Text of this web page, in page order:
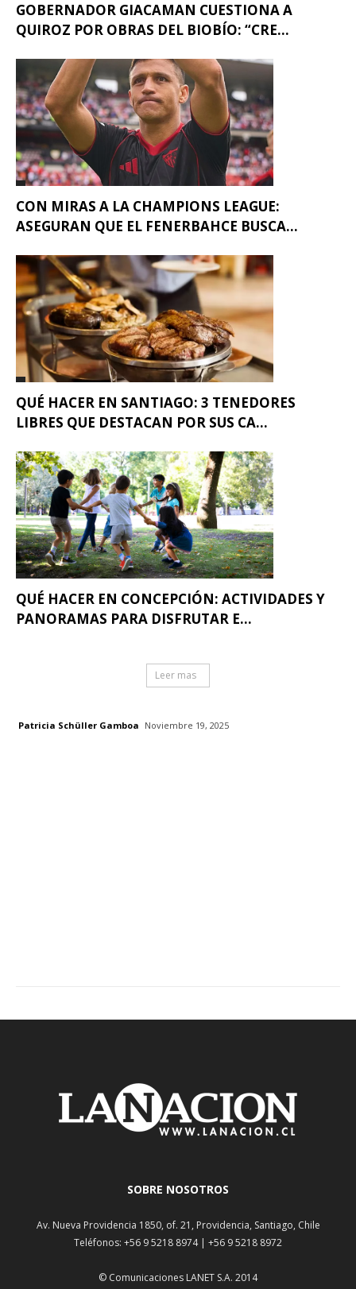
GOBERNADOR GIACAMAN CUESTIONA A
QUIROZ POR OBRAS DEL BIOBÍO: “CRE...
CON MIRAS A LA CHAMPIONS LEAGUE:
ASEGURAN QUE EL FENERBAHCE BUSCA...
QUÉ HACER EN SANTIAGO: 3 TENEDORES
LIBRES QUE DESTACAN POR SUS CA...
QUÉ HACER EN CONCEPCIÓN: ACTIVIDADES Y
PANORAMAS PARA DISFRUTAR E...
Leer mas
Patricia Schüller Gamboa Noviembre 19, 2025
SOBRE NOSOTROS
Av. Nueva Providencia 1850, of. 21, Providencia, Santiago, Chile
Teléfonos: +56 9 5218 8974 | +56 9 5218 8972
© Comunicaciones LANET S.A. 2014